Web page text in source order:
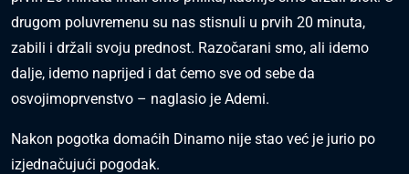
drugom poluvremenu su nas stisnuli u prvih 20 minuta,
zabili i držali svoju prednost. Razočarani smo, ali idemo
dalje, idemo naprijed i dat ćemo sve od sebe da
osvojimoprvenstvo – naglasio je Ademi.
Nakon pogotka domaćih Dinamo nije stao već je jurio po
izjednačujući pogodak.